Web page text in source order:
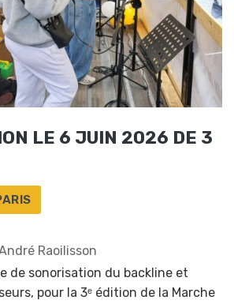
LE 6 JUIN 2026 DE 3
Raoilisson
de sonorisation du backline et
pour la 3ᵉ édition de la Marche